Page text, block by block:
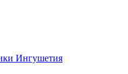
Ингушетия